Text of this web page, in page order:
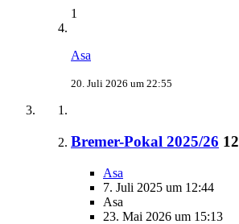
1
Asa
20. Juli 2026 um 22:55
Bremer-Pokal 2025/26 12
Asa
7. Juli 2025 um 12:44
Asa
23. Mai 2026 um 15:13